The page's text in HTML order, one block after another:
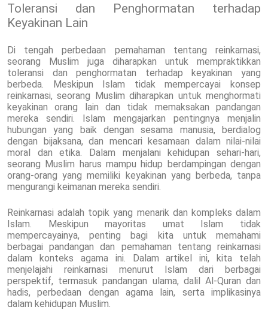
Toleransi dan Penghormatan terhadap
Keyakinan Lain
Di tengah perbedaan pemahaman tentang reinkarnasi,
seorang Muslim juga diharapkan untuk mempraktikkan
toleransi dan penghormatan terhadap keyakinan yang
berbeda. Meskipun Islam tidak mempercayai konsep
reinkarnasi, seorang Muslim diharapkan untuk menghormati
keyakinan orang lain dan tidak memaksakan pandangan
mereka sendiri. Islam mengajarkan pentingnya menjalin
hubungan yang baik dengan sesama manusia, berdialog
dengan bijaksana, dan mencari kesamaan dalam nilai-nilai
moral dan etika. Dalam menjalani kehidupan sehari-hari,
seorang Muslim harus mampu hidup berdampingan dengan
orang-orang yang memiliki keyakinan yang berbeda, tanpa
mengurangi keimanan mereka sendiri.
Reinkarnasi adalah topik yang menarik dan kompleks dalam
Islam. Meskipun mayoritas umat Islam tidak
mempercayainya, penting bagi kita untuk memahami
berbagai pandangan dan pemahaman tentang reinkarnasi
dalam konteks agama ini. Dalam artikel ini, kita telah
menjelajahi reinkarnasi menurut Islam dari berbagai
perspektif, termasuk pandangan ulama, dalil Al-Quran dan
hadis, perbedaan dengan agama lain, serta implikasinya
dalam kehidupan Muslim.